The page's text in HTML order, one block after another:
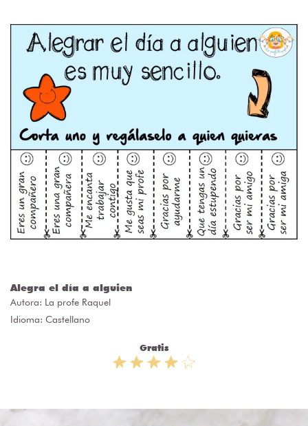
Alegra el día a alguien
Autora: La profe Raquel
Idioma: Castellano
Gratis